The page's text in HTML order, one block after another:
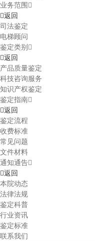
业务范围
返回
司法鉴定
电梯顾问
鉴定类别
返回
产品质量鉴定
科技咨询服务
知识产权鉴定
鉴定指南
返回
鉴定流程
收费标准
常见问题
文件材料
通知通告
返回
本院动态
法律法规
鉴定科普
行业资讯
鉴定标准
联系我们